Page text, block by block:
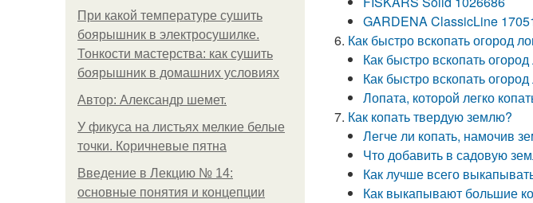
При какой температуре сушить
боярышник в электросушилке.
Тонкости мастерства: как сушить
боярышник в домашних условиях
Автор: Александр шемет.
У фикуса на листьях мелкие белые
точки. Коричневые пятна
Введение в Лекцию № 14:
основные понятия и концепции
GARDENA ClassicLine
Как быстро вскопать огород
Как быстро вскопать
Как быстро вскопать
Лопата, которой легко
Как копать твердую землю?
Легче ли копать, намочив
Что добавить в садовую
Как лучше всего
Как выкапывают большие